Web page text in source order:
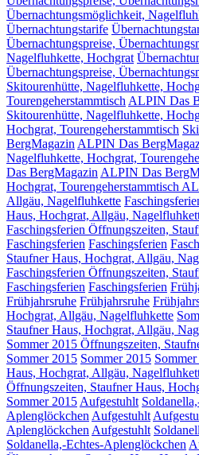
Übernachtungsmöglichkeit,
Übernachtungstarife
Übernachtungspreise,
Nagelfluhkette, Hochgrat
Übernachtungspreise,
Skitourenhütte, Nagelfluhkette,
Tourengeherstammtisch ALPIN Das
Skitourenhütte, Nagelfluhkette,
Hochgrat, Tourengeherstammtisch
BergMagazin ALPIN Das
Nagelfluhkette, Hochgrat,
Das BergMagazin ALPIN Das
Hochgrat, Tourengeherstammtisch
Allgäu, Nagelfluhkette
Haus, Hochgrat, Allgäu,
Faschingsferien Öffnungszeiten,
Faschingsferien Faschingsferien
Staufner Haus, Hochgrat, Allgäu,
Faschingsferien Öffnungszeiten,
Faschingsferien Faschingsferien
Frühjahrsruhe Frühjahrsruhe
Hochgrat, Allgäu, Nagelfluhkette
Staufner Haus, Hochgrat, Allgäu,
Sommer 2015 Öffnungszeiten,
Sommer 2015 Sommer 2015
Haus, Hochgrat, Allgäu,
Öffnungszeiten, Staufner Haus,
Sommer 2015 Aufgestuhlt
Aplenglöckchen Aufgestuhlt
Aplenglöckchen Aufgestuhlt
Soldanella,-Echtes-Aplenglöckchen